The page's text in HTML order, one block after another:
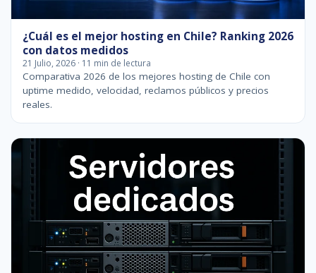
¿Cuál es el mejor hosting en Chile? Ranking 2026
con datos medidos
21 Julio, 2026 · 11 min de lectura
Comparativa 2026 de los mejores hosting de Chile con
uptime medido, velocidad, reclamos públicos y precios
reales.